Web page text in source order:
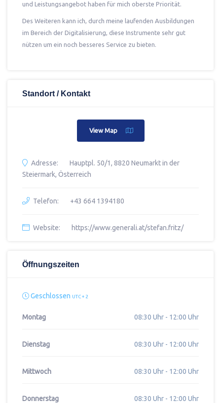
und Leistungsangebot haben für mich oberste Priorität.
Des Weiteren kann ich, durch meine laufenden Ausbildungen
im Bereich der Digitalisierung, diese Instrumente sehr gut
nützen um ein noch besseres Service zu bieten.
Standort / Kontakt
View Map
Adresse:
Hauptpl. 50/1, 8820 Neumarkt in der
Steiermark, Österreich
Telefon: +43 664 1394180
Website: https://www.generali.at/stefan.fritz/
Öffnungszeiten
Geschlossen UTC + 2
Montag 08:30 Uhr - 12:00 Uhr
Dienstag 08:30 Uhr - 12:00 Uhr
Mittwoch 08:30 Uhr - 12:00 Uhr
Donnerstag 08:30 Uhr - 12:00 Uhr